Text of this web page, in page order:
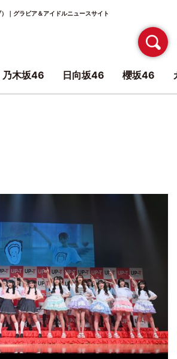
｜グラビア＆アイドルニュースサイト
乃木坂46 日向坂46 櫻坂46